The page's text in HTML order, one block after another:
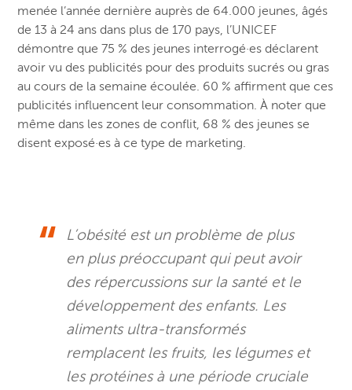
menée l’année dernière auprès de 64.000 jeunes, âgés
de 13 à 24 ans dans plus de 170 pays, l’UNICEF
démontre que 75 % des jeunes interrogé·es déclarent
avoir vu des publicités pour des produits sucrés ou gras
au cours de la semaine écoulée. 60 % affirment que ces
publicités influencent leur consommation. À noter que
même dans les zones de conflit, 68 % des jeunes se
disent exposé·es à ce type de marketing.
L’obésité est un problème de plus
en plus préoccupant qui peut avoir
des répercussions sur la santé et le
développement des enfants. Les
aliments ultra-transformés
remplacent les fruits, les légumes et
les protéines à une période cruciale